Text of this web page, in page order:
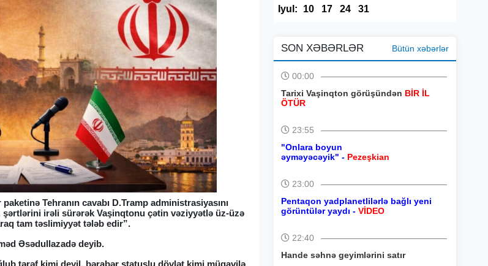
Tehranın cavabı D.Tramp administrasiyasını
irəli sürərək Vaşinqtonu çətin vəziyyətlə üz-üzə
tam təslimiyyət tələb edir”.
Əsədullazadə deyib.
tərəf kimi deyil, bərabər statuslu dövlət kimi müqavilə
Iyul:
10 17 24 31
SON XƏBƏRLƏR Bütün xəbərlər
00:00
Tarixi Vaşinqton görüşündən BİR İL
ÖTÜR
23:55
"Onlara boyun
əyməyəcəyik" - Pezeşkian
23:00
Pentaqon yadplanetlilərlə bağlı yeni
görüntülər yaydı - VİDEO
22:40
Hande səhnə geyimlərini satır